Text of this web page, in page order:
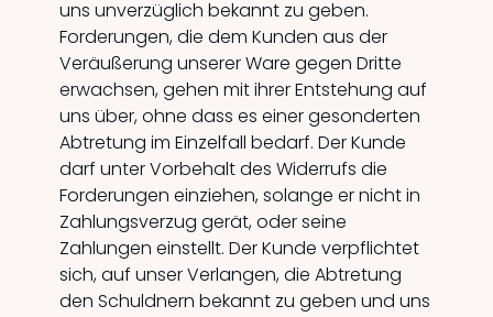
uns unverzüglich bekannt zu geben.
Forderungen, die dem Kunden aus der
Veräußerung unserer Ware gegen Dritte
erwachsen, gehen mit ihrer Entstehung auf
uns über, ohne dass es einer gesonderten
Abtretung im Einzelfall bedarf. Der Kunde
darf unter Vorbehalt des Widerrufs die
Forderungen einziehen, solange er nicht in
Zahlungsverzug gerät, oder seine
Zahlungen einstellt. Der Kunde verpflichtet
sich, auf unser Verlangen, die Abtretung
den Schuldnern bekannt zu geben und uns